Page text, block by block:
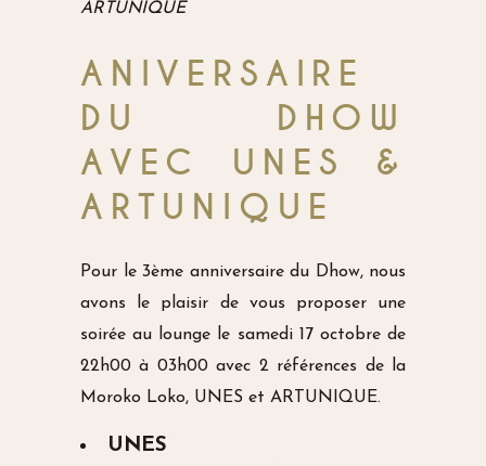
ARTUNIQUE
ANIVERSAIRE
DU DHOW
AVEC UNES &
ARTUNIQUE
Pour le 3ème anniversaire du Dhow, nous
avons le plaisir de vous proposer une
soirée au lounge le samedi 17 octobre de
22h00 à 03h00 avec 2 références de la
Moroko Loko, UNES et ARTUNIQUE.
UNES